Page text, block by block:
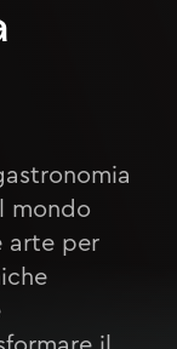
mondo
arte per